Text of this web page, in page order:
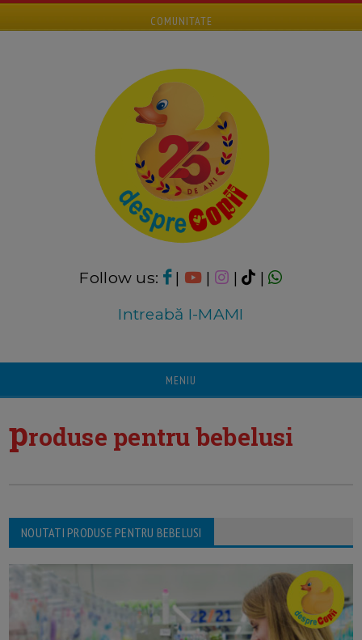
COMUNITATE
Follow us: | | |
|
Intreabă I-MAMI
MENIU
produse pentru bebelusi
NOUTATI PRODUSE PENTRU BEBELUSI